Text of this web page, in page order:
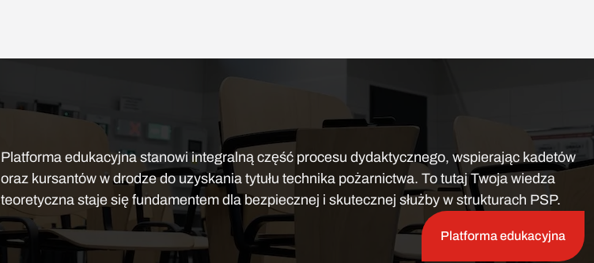
Platforma edukacyjna stanowi integralną część procesu dydaktycznego, wspierając kadetów
oraz kursantów w drodze do uzyskania tytułu technika pożarnictwa. To tutaj Twoja wiedza
teoretyczna staje się fundamentem dla bezpiecznej i skutecznej służby w strukturach PSP.
Platforma edukacyjna